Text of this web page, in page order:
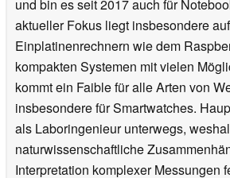
und bin es seit 2017 auch für
aktueller Fokus liegt insbesondere
Einplatinenrechnern wie dem
kompakten Systemen mit vielen
kommt ein Faible für alle Arten von
insbesondere für Smartwatches.
als Laboringenieur unterwegs,
naturwissenschaftliche
Interpretation komplexer Messungen